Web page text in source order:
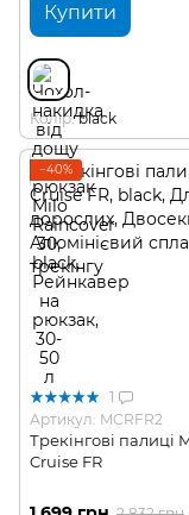
Купити
Колір black
−40%
1
Артикул: MCRFR2
Трекінгові палиці
Cruise FR